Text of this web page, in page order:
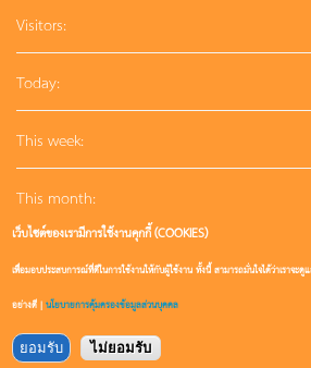
Visitors:
Today:
This week:
This month:
เว็บไซต์ของเรามีการใช้งานคุกกี้ (COOKIES)
เพื่อมอบประสบการณ์ที่ดีในการใช้งานให้กับผู้ใช้งาน ทั้งนี้ สามารถมั่นใจได้ว่าเราจ
อย่างดี |นโยบายการคุ้มครองข้อมูลส่วนบุคคล
ยอมรับ ไม่ยอมรับ